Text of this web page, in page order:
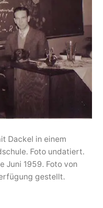
Dackel in einem
Foto undatiert.
Juni 1959. Foto von
gestellt.